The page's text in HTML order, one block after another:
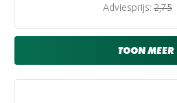
Adviesprijs: €2,75
TOON MEER